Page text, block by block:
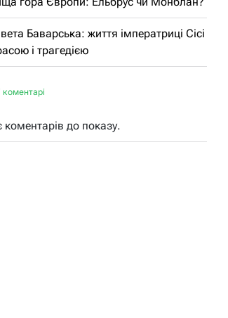
Баварська: життя імператриці Сісі
і трагедією
коментарі
до показу.